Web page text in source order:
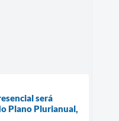
será
Plano Plurianual,